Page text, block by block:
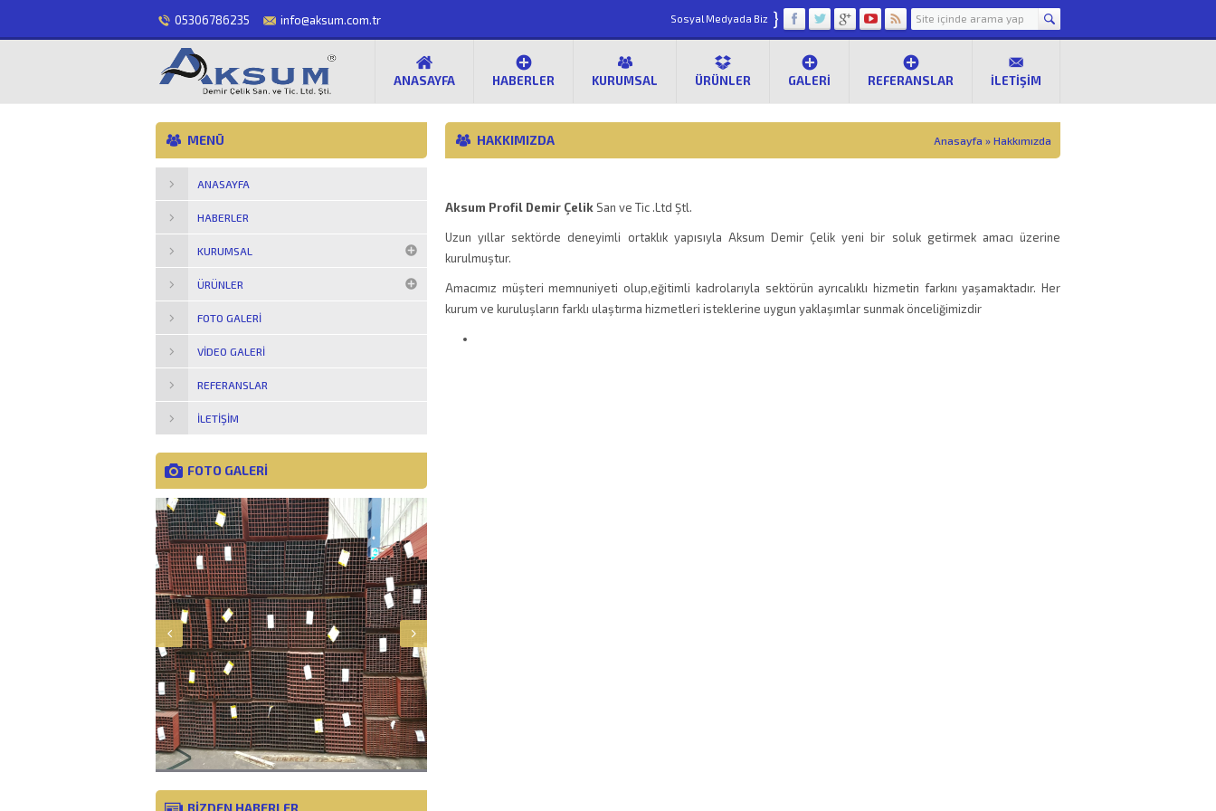
05306786235 info@aksum.com.tr Sosyal Medyada Biz }
ANASAYFA HABERLER KURUMSAL ÜRÜNLER GALERI REFERANSLAR İLETIŞIM
HAKKIMIZDA Anasayfa » Hakkımızda
Aksum Profil Demir ÇelikSan ve Tic .Ltd Ştl.
Uzun yıllar sektörde deneyimli ortaklık yapısıyla Aksum Demir Çelik yeni bir soluk getirmek amacı üzerine
kurulmuştur.
Amacımız müşteri memnuniyeti olup,eğitimli kadrolarıyla sektörün ayrıcalıklı hizmetin farkını yaşamaktadır. Her
kurum ve kuruluşların farklı ulaştırma hizmetleri isteklerine uygun yaklaşımlar sunmak önceliğimizdir
MENÜ
ANASAYFA
HABERLER
KURUMSAL
ÜRÜNLER
FOTO GALERI
VIDEO GALERI
REFERANSLAR
İLETIŞIM
FOTO GALERİ
BİZDEN HABERLER